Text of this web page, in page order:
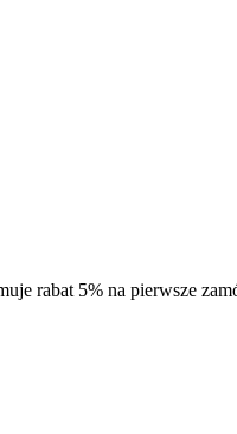
rabat 5% na pierwsze